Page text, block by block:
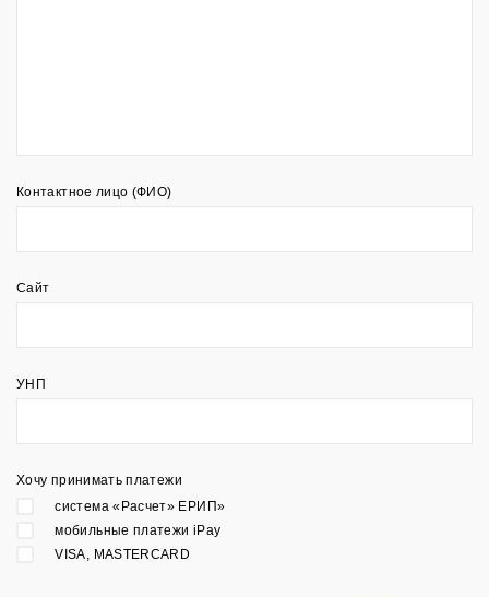
Контактное лицо (ФИО)
Сайт
УНП
Хочу принимать платежи
система «Расчет» ЕРИП»
мобильные платежи iPay
VISA, MASTERCARD